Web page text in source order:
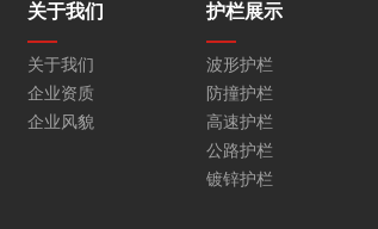
关于我们
关于我们
企业资质
企业风貌
护栏展示
波形护栏
防撞护栏
高速护栏
公路护栏
镀锌护栏